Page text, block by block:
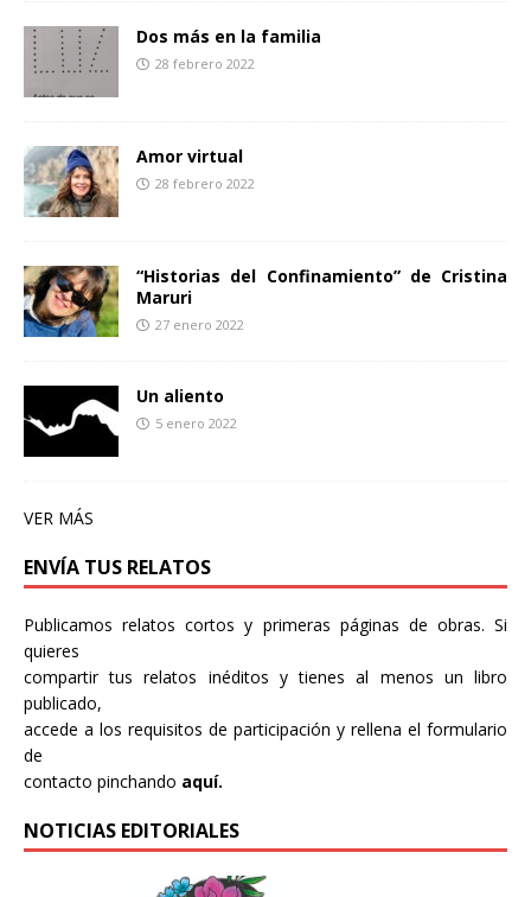
Dos más en la familia
28 febrero 2022
Amor virtual
28 febrero 2022
“Historias del Confinamiento” de Cristina
Maruri
27 enero 2022
Un aliento
5 enero 2022
VER MÁS
ENVÍA TUS RELATOS
Publicamos relatos cortos y primeras páginas de obras. Si
quieres
compartir tus relatos inéditos y tienes al menos un libro
publicado,
accede a los requisitos de participación y rellena el formulario
de
contacto pinchando aquí.
NOTICIAS EDITORIALES